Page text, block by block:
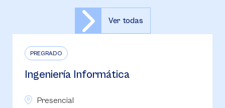
Ver todas
PREGRADO
Ingeniería Informática
Presencial